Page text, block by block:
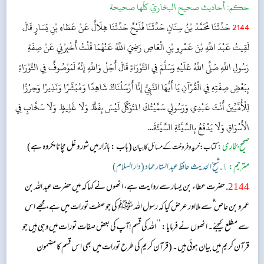
حکم:أحاديث صحيح البخاريّ كلّها صحيحة
2144حَدَّثَنَا مُحَمَّدُ بْنُ سِنَانٍ حَدَّثَنَا فُلَيْحٌ حَدَّثَنَا هِلَالٌ عَنْ عَطَاءِ بْنِ يَسَارٍ قَالَ
لَقِيتُ عَبْدَ اللَّهِ بْنَ عَمْرِو بْنِ الْعَاصِ رَضِيَ اللَّهُ عَنْهُمَا قُلْتُ أَخْبِرْنِي عَنْ صِفَةِ
رَسُولِ اللَّهِ صَلَّى اللَّهُ عَلَيْهِ وَسَلَّمَ فِي التَّوْرَاةِ قَالَ أَجَلْ وَاللَّهِ إِنَّهُ لَمَوْصُوفٌ فِي التَّوْرَاةِ
بِبَعْضِ صِفَتِهِ فِي الْقُرْآنِ يَا أَيُّهَا النَّبِيُّ إِنَّا أَرْسَلْنَاكَ شَاهِدًا وَمُبَشِّرًا وَنَذِيرًا وَحِرْزًا
لِلْأُمِّيِّينَ أَنْتَ عَبْدِي وَرَسُولِي سَمَّيْتُكَ المتَوَكِّلَ لَيْسَ بِفَظٍّ وَلَا غَلِيظٍ وَلَا سَخَّابٍ فِي
الْأَسْوَاقِ وَلَا يَدْفَعُ بِالسَّيِّئَةِ السَّيِّئَةَ...
صحیح بخاری:کتاب: خرید و فروخت کے مسائل کا بیان(باب : بازار میں شور و غل مچانا مکروہ ہے)
مترجم: ١. شیخ الحدیث حافظ عبد الستار حماد (دار السلام)
2144. حضرت عطاء بن یسار سے روایت ہے، انھوں نے کہا کہ میں حضرت عبد اللہ بن
عمرو بن عاص ؓ سے ملااور عرض کیا کہ رسول اللہ ﷺ کی جو صفت تورات میں ہے، مجھے اس
سے مطلع کیجئے۔ انھوں نے فرمایا: ’’اللہ کی قسم!آپ کی بعض صفات تورات میں وہی ہیں جو
قرآن کریم میں بیان ہوئی ہیں۔ (قرآن کریم کی طرح تورات میں بھی اس قسم کا مضمون